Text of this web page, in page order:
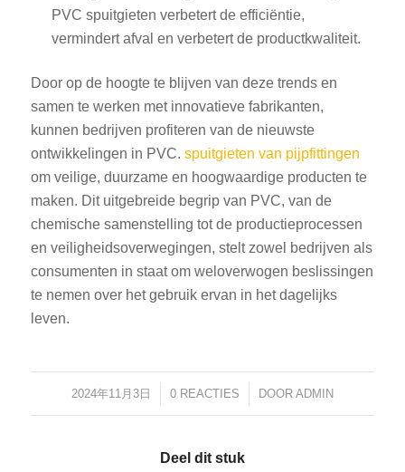
PVC spuitgieten verbetert de efficiëntie,
vermindert afval en verbetert de productkwaliteit.
Door op de hoogte te blijven van deze trends en
samen te werken met innovatieve fabrikanten,
kunnen bedrijven profiteren van de nieuwste
ontwikkelingen in PVC. spuitgieten van pijpfittingen
om veilige, duurzame en hoogwaardige producten te
maken. Dit uitgebreide begrip van PVC, van de
chemische samenstelling tot de productieprocessen
en veiligheidsoverwegingen, stelt zowel bedrijven als
consumenten in staat om weloverwogen beslissingen
te nemen over het gebruik ervan in het dagelijks
leven.
2024年11月3日
/ 0 REACTIES
/ DOOR ADMIN
Deel dit stuk